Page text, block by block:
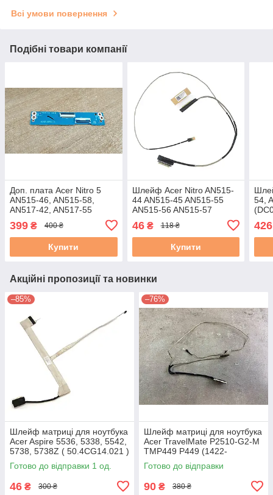
Всі умови повернення
Подібні товари компанії
Доп. плата Acer Nitro 5
AN515-46, AN515-58,
AN517-42, AN517-55
клавіатури (LS-L973P) бв
399 ₴ 400 ₴
Купити
Шлейф Acer Nitro AN515-
44 AN515-45 AN515-55
AN515-56 AN515-57
(DC02C00PW00) б/в
46₴ 118 ₴
Купити
54,
426
Акційні пропозиції та новинки
–85%
Шлейф матриці для ноутбука
Acer Aspire 5536, 5338, 5542,
5738, 5738Z ( 50.4CG14.021 )
! #
Готово до відправки 1 од.
46 ₴ 300 ₴
–76%
Шлейф матриці для ноутбука
Acer TravelMate P2510-G2-M
TMP449 P449 (1422-
02JW000E) бу
Готово до відправки
90 ₴ 380 ₴